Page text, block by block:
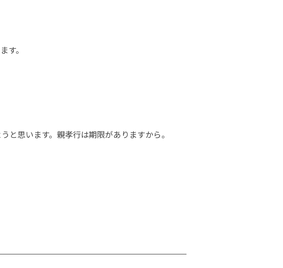
す。
思います。親孝行は期限がありますから。